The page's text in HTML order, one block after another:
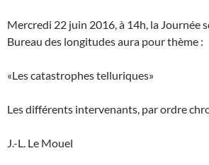
Mercredi 22 juin 2016, à 14h, la Journée
Bureau des longitudes aura pour thème :
«Les catastrophes telluriques»
Les différents intervenants, par ordre
J.-L. Le Mouel